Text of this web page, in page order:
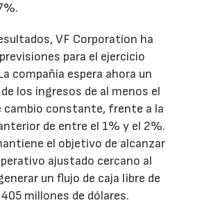
VF Corporation ha
para el ejercicio
compañía espera ahora un
los ingresos de al menos el
cambio constante, frente a la
de entre el 1% y el 2%.
el objetivo de alcanzar
ajustado cercano al
un flujo de caja libre de
millones de dólares.